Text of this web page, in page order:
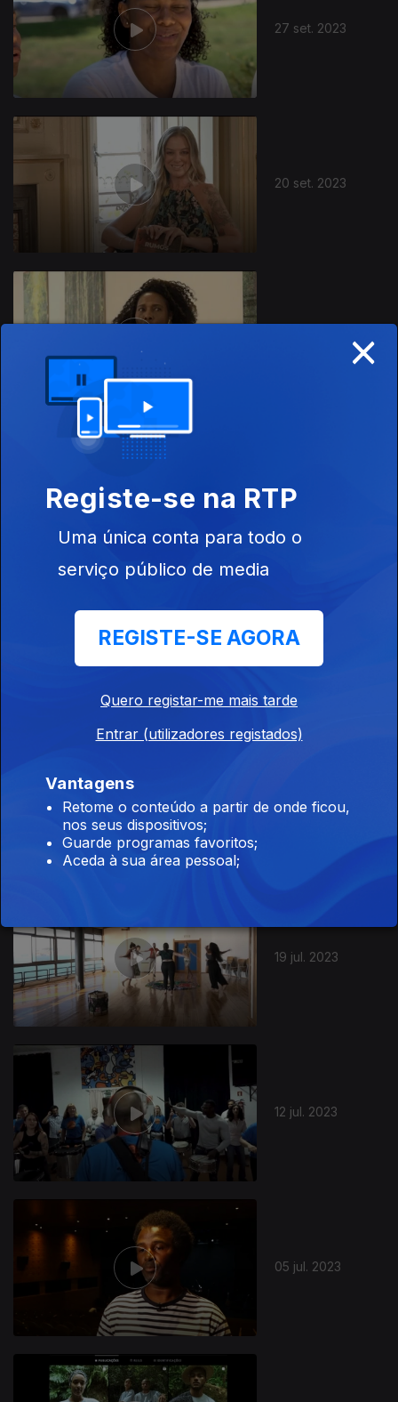
27 set. 2023
20 set. 2023
06 set. 2023
30 ago. 2023
26 jul. 2023
19 jul. 2023
12 jul. 2023
05 jul. 2023
×
Registe-se na RTP
Uma única conta para todo o
serviço público de media
REGISTE-SE AGORA
Quero registar-me mais tarde
Entrar (utilizadores registados)
Vantagens
Retome o conteúdo a partir de onde ficou,
nos seus dispositivos;
Guarde programas favoritos;
Aceda à sua área pessoal;